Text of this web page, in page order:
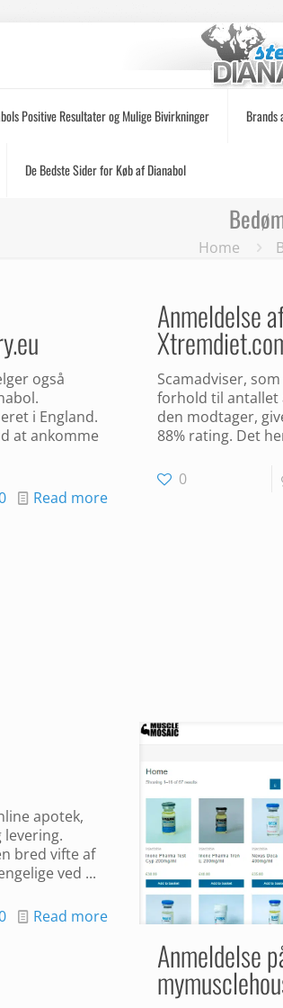
Positive Resultater og Mulige Bivirkninger Brands
De Bedste Sider for Køb af Dianabol
Home
også
i England.
at ankomme
Read more
Anmeldelse
Scamadviser,
forhold til antallet
den modtager,
88% rating. Det
0
apotek,
bred vifte af
ved ...
Read more
Anmeldelse